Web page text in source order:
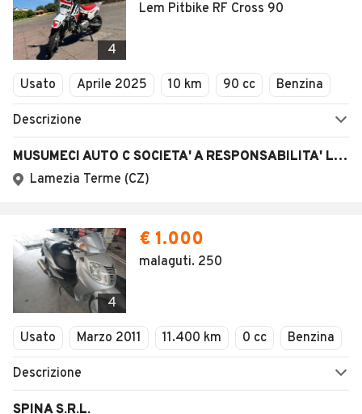
4
Lem Pitbike RF Cross 90
Usato Aprile 2025 10 km 90 cc Benzina
Descrizione
MUSUMECI AUTO C SOCIETA' A RESPONSABILITA' LIMITATA
Lamezia Terme (CZ)
4
€ 1.000
malaguti. 250
Usato Marzo 2011 11.400 km 0 cc Benzina
Descrizione
SPINA S.R.L.